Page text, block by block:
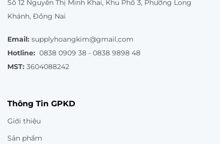
Số 12 Nguyễn Thị Minh Khai, Khu Phố 3, Phường Long
Khánh, Đồng Nai
Email: supplyhoangkim@gmail.com
Hotline: 0838 0909 38 - 0838 9898 48
MST: 3604088242
Thông Tin GPKD
Giới thiệu
Sản phẩm